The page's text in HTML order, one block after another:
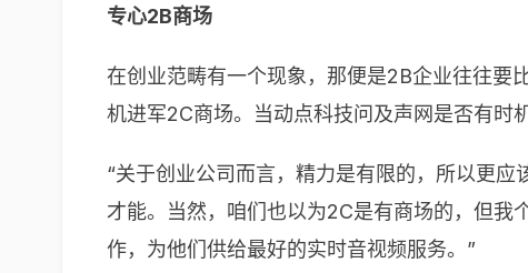
专心2B商场
在创业范畴有一个现象，那便是2B企业往往要
机进军2C商场。当动点科技问及声网是否有时
“关于创业公司而言，精力是有限的，所以更
才能。当然，咱们也以为2C是有商场的，但我
作，为他们供给最好的实时音视频服务。”